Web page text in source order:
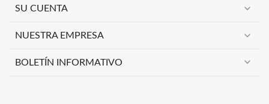
SU CUENTA expand_more
NUESTRA EMPRESA expand_more
BOLETÍN INFORMATIVO expand_more